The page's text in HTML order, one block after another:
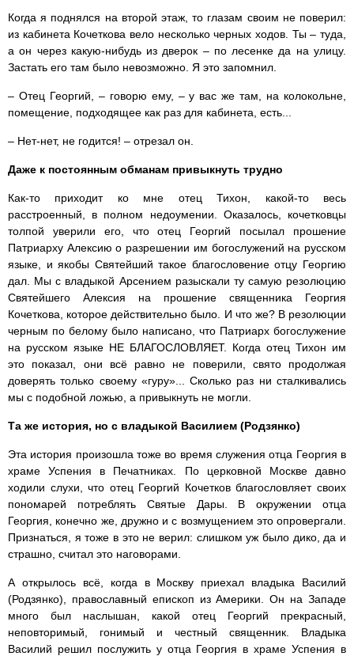
Когда я поднялся на второй этаж, то глазам своим не поверил:
из кабинета Кочеткова вело несколько черных ходов. Ты – туда,
а он через какую-нибудь из дверок – по лесенке да на улицу.
Застать его там было невозможно. Я это запомнил.
– Отец Георгий, – говорю ему, – у вас же там, на колокольне,
помещение, подходящее как раз для кабинета, есть...
– Нет-нет, не годится! – отрезал он.
Даже к постоянным обманам привыкнуть трудно
Как-то приходит ко мне отец Тихон, какой-то весь
расстроенный, в полном недоумении. Оказалось, кочетковцы
толпой уверили его, что отец Георгий посылал прошение
Патриарху Алексию о разрешении им богослужений на русском
языке, и якобы Святейший такое благословение отцу Георгию
дал. Мы с владыкой Арсением разыскали ту самую резолюцию
Святейшего Алексия на прошение священника Георгия
Кочеткова, которое действительно было. И что же? В резолюции
черным по белому было написано, что Патриарх богослужение
на русском языке НЕ БЛАГОСЛОВЛЯЕТ. Когда отец Тихон им
это показал, они всё равно не поверили, свято продолжая
доверять только своему «гуру»... Сколько раз ни сталкивались
мы с подобной ложью, а привыкнуть не могли.
Та же история, но с владыкой Василием (Родзянко)
Эта история произошла тоже во время служения отца Георгия в
храме Успения в Печатниках. По церковной Москве давно
ходили слухи, что отец Георгий Кочетков благословляет своих
пономарей потреблять Святые Дары. В окружении отца
Георгия, конечно же, дружно и с возмущением это опровергали.
Признаться, я тоже в это не верил: слишком уж было дико, да и
страшно, считал это наговорами.
А открылось всё, когда в Москву приехал владыка Василий
(Родзянко), православный епископ из Америки. Он на Западе
много был наслышан, какой отец Георгий прекрасный,
неповторимый, гонимый и честный священник. Владыка
Василий решил послужить у отца Георгия в храме Успения в